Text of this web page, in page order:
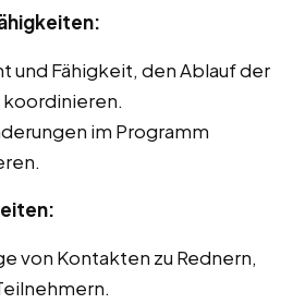
und Fähigkeit, den Ablauf der
koordinieren.
im Programm
von Kontakten zu Rednern,